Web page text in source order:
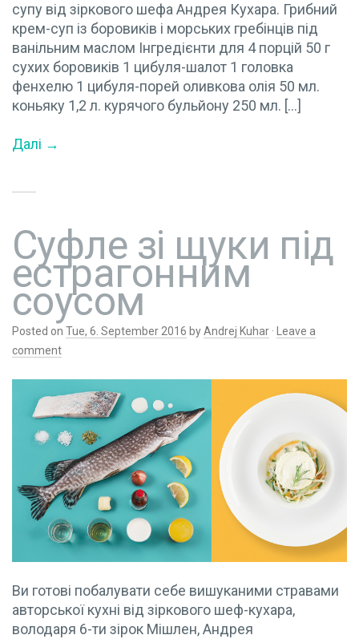
супу від зіркового шефа Андрея Кухара. Грибний
крем-суп із боровиків і морських гребінців під
ванільним маслом Інгредієнти для 4 порцій 50 г
сухих боровиків 1 цибуля-шалот 1 головка
фенхелю 1 цибуля-порей оливкова олія 50 мл.
коньяку 1,2 л. курячого бульйону 250 мл. […]
Далі →
Суфле зі щуки під
естрагонним
соусом
Posted on Tue, 6. September 2016 byAndrej Kuhar ·
Leave a
comment
Ви готові побалувати себе вишуканими стравами
авторської кухні від зіркового шеф-кухара,
володаря 6-ти зірок Мішлен, Андрея